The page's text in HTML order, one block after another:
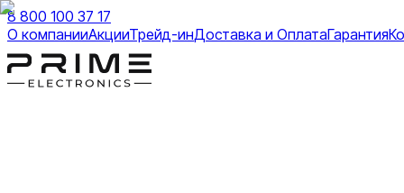
8 800 100 37 17
О компанииАкцииТрейд-инДоставка и ОплатаГарантия